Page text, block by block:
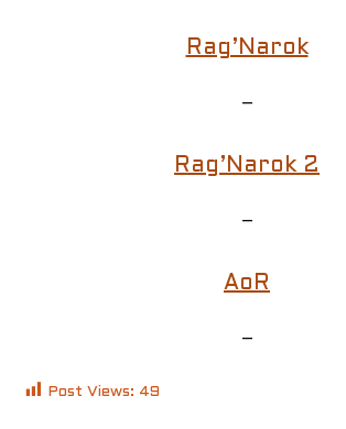
Rag’Narok
–
Rag’Narok 2
–
AoR
–
Post Views: 49